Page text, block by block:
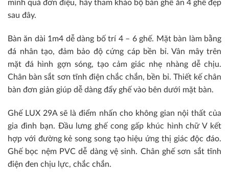
mình quá đơn điệu, hãy tham khảo bộ bàn ghế ăn 4 ghế đẹp
sau đây.
Bàn ăn dài 1m4 dễ dàng bố trí 4 – 6 ghế. Mặt bàn làm bằng
đá nhân tạo, đảm bảo độ cứng cáp bền bỉ. Vân mây trên
mặt đá hình gợn sóng, tạo cảm giác nhẹ nhàng dễ chịu.
Chân bàn sắt sơn tĩnh điện chắc chắn, bền bỉ. Thiết kế chân
bàn đơn giản giúp dễ dàng đẩy ghế vào bên dưới mặt bàn.
Ghế LUX 29A sẽ là điểm nhấn cho không gian nội thất của
gia đình bạn. Đầu lưng ghế cong gấp khúc hình chữ V kết
hợp với đường kẻ song song tạo hiệu ứng thị giác độc đáo.
Ghế bọc nệm PVC dễ dàng vệ sinh. Chân ghế sơn sắt tĩnh
điện đen chịu lực, chắc chắn.